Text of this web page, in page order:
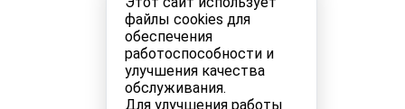
файлы cookies для
обеспечения
работоспособности и
улучшения качества
обслуживания.
Для улучшения работы